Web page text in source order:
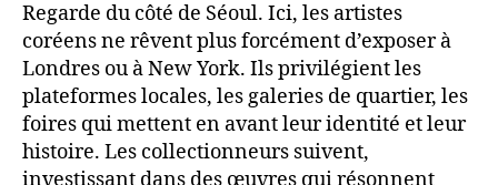
Regarde du côté de Séoul. Ici, les artistes
coréens ne rêvent plus forcément d’exposer à
Londres ou à New York. Ils privilégient les
plateformes locales, les galeries de quartier, les
foires qui mettent en avant leur identité et leur
histoire. Les collectionneurs suivent,